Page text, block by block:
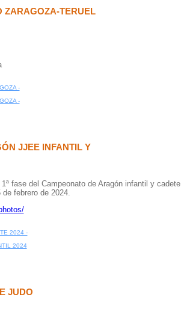
ZARAGOZA-TERUEL
-
-
JJEE INFANTIL Y
fase del Campeonato de Aragón infantil y cadete
febrero de 2024.
2024 -
2024
JUDO